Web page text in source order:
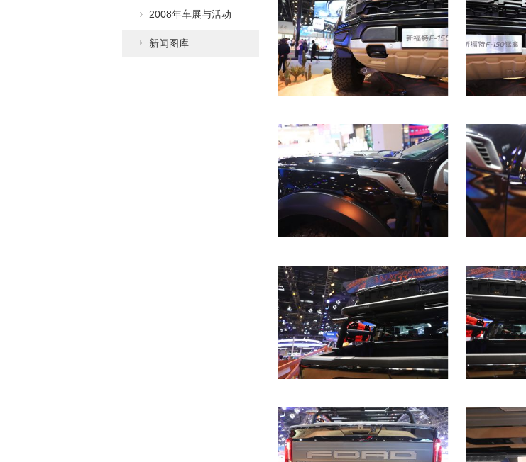
2008年车展与活动
新闻图库